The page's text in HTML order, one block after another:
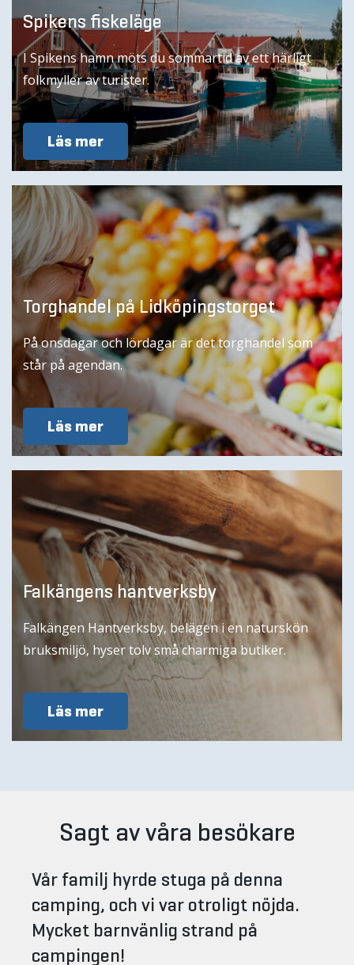
Spikens fiskeläge
I Spikens hamn möts du sommartid av ett härligt
folkmyller av turister.
Läs mer
Torghandel på Lidköpingstorget
På onsdagar och lördagar är det torghandel som
står på agendan.
Läs mer
Falkängens hantverksby
Falkängen Hantverksby, belägen i en naturskön
bruksmiljö, hyser tolv små charmiga butiker.
Läs mer
Sagt av våra besökare
Vår familj hyrde stuga på denna
camping, och vi var otroligt nöjda.
Mycket barnvänlig strand på
campingen!